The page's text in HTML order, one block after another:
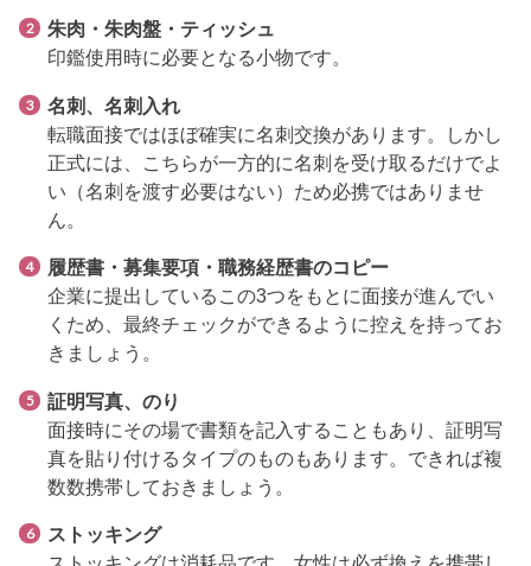
朱肉・朱肉盤・ティッシュ
印鑑使用時に必要となる小物です。
名刺、名刺入れ
転職面接ではほぼ確実に名刺交換があります。しかし
正式には、こちらが一方的に名刺を受け取るだけでよ
い（名刺を渡す必要はない）ため必携ではありませ
ん。
履歴書・募集要項・職務経歴書のコピー
企業に提出しているこの3つをもとに面接が進んでい
くため、最終チェックができるように控えを持ってお
きましょう。
証明写真、のり
面接時にその場で書類を記入することもあり、証明写
真を貼り付けるタイプのものもあります。できれば複
数数携帯しておきましょう。
ストッキング